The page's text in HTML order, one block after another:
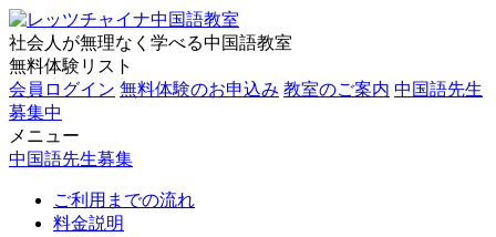
社会人が無理なく学べる中国語教室
無料体験リスト
会員ログイン 無料体験のお申込み 教室のご案内 中国語先生
募集中
メニュー
中国語先生募集
ご利用までの流れ
料金説明